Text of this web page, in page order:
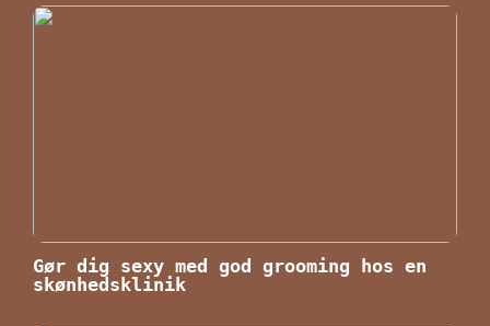
Gør dig sexy med god grooming hos en
skønhedsklinik